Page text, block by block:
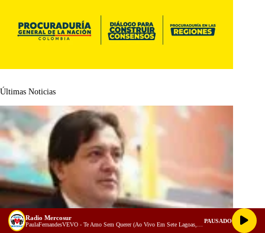
Últimas Noticias
Radio Mercosur PAUSADO